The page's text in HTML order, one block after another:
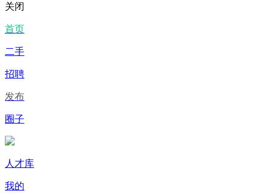
关闭
首页
二手
招聘
发布
圈子
人才库
我的